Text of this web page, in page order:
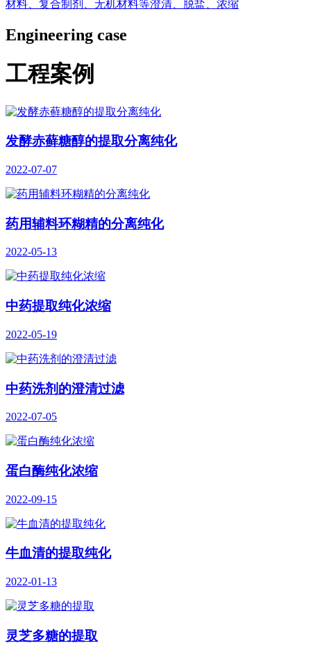
材料、复合制剂、无机材料等澄清、脱盐、浓缩
Engineering case
工程案例
发酵赤藓糖醇的提取分离纯化
2022-07-07
药用辅料环糊精的分离纯化
2022-05-13
中药提取纯化浓缩
2022-05-19
中药洗剂的澄清过滤
2022-07-05
蛋白酶纯化浓缩
2022-09-15
牛血清的提取纯化
2022-01-13
灵芝多糖的提取